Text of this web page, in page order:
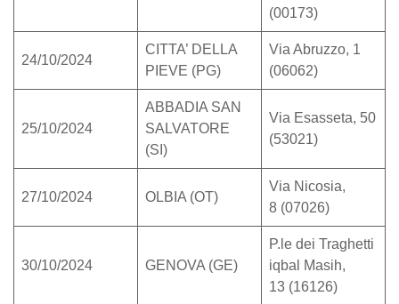
(00173)
24/10/2024
CITTA’ DELLA
PIEVE (PG)
Via Abruzzo, 1
(06062)
25/10/2024
ABBADIA SAN
SALVATORE
(SI)
Via Esasseta, 50
(53021)
27/10/2024 OLBIA (OT)
Via Nicosia,
8 (07026)
30/10/2024 GENOVA (GE)
P.le dei Traghetti
iqbal Masih,
13 (16126)